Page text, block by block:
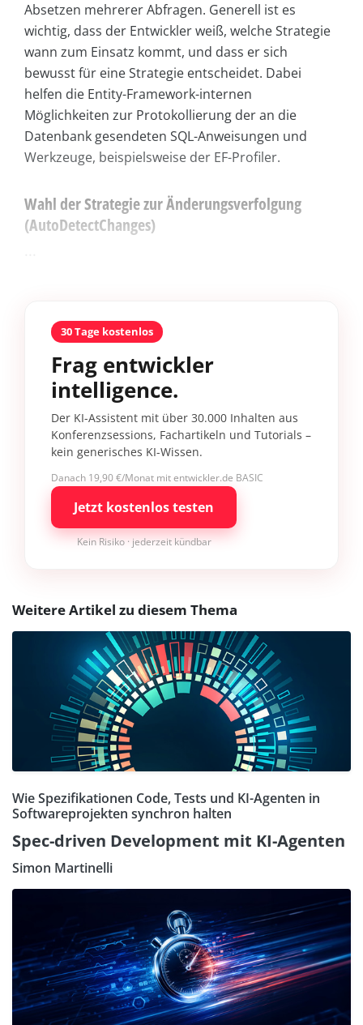
Absetzen mehrerer Abfragen. Generell ist es
wichtig, dass der Entwickler weiß, welche Strategie
wann zum Einsatz kommt, und dass er sich
bewusst für eine Strategie entscheidet. Dabei
helfen die Entity-Framework-internen
Möglichkeiten zur Protokollierung der an die
Datenbank gesendeten SQL-Anweisungen und
Werkzeuge, beispielsweise der EF-Profiler.
Wahl der Strategie zur Änderungsverfolgung
(AutoDetectChanges)
30 Tage kostenlos
Frag entwickler
intelligence.
Der KI-Assistent mit über 30.000 Inhalten aus
Konferenzsessions, Fachartikeln und Tutorials –
kein generisches KI-Wissen.
Danach 19,90 €/Monat mit entwickler.de BASIC
Jetzt kostenlos testen
Kein Risiko · jederzeit kündbar
Weitere Artikel zu diesem Thema
Wie Spezifikationen Code, Tests und KI-Agenten in
Softwareprojekten synchron halten
Spec-driven Development mit KI-Agenten
Simon Martinelli